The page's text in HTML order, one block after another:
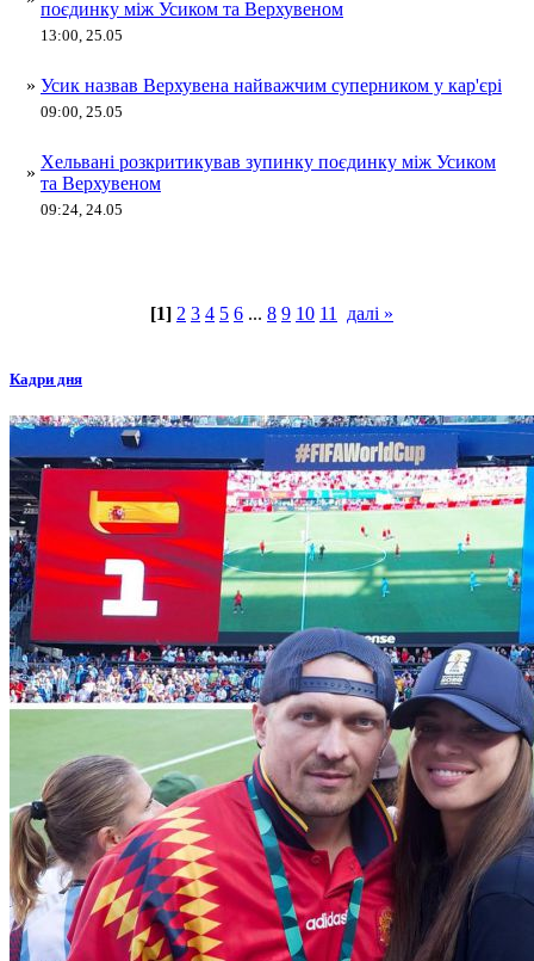
поєдинку між Усиком та Верхувеном
13:00, 25.05
» Усик назвав Верхувена найважчим суперником у кар'єрі
09:00, 25.05
»
Хельвані розкритикував зупинку поєдинку між Усиком
та Верхувеном
09:24, 24.05
[1] 2 3 4 5 6 ... 8 9 10 11 далі »
Кадри дня